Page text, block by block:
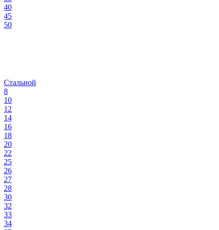
40
45
50
Стальной
8
10
12
14
16
18
20
22
25
26
27
28
30
32
33
34